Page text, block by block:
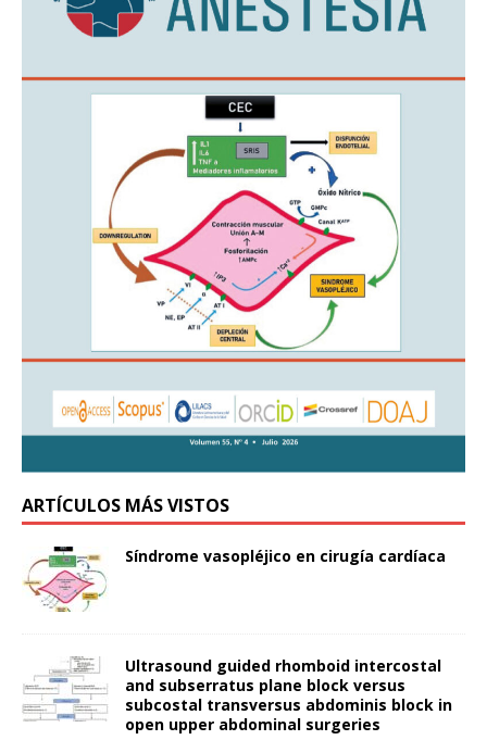
ARTÍCULOS MÁS VISTOS
Síndrome vasopléjico en cirugía cardíaca
Ultrasound guided rhomboid intercostal
and subserratus plane block versus
subcostal transversus abdominis block in
open upper abdominal surgeries